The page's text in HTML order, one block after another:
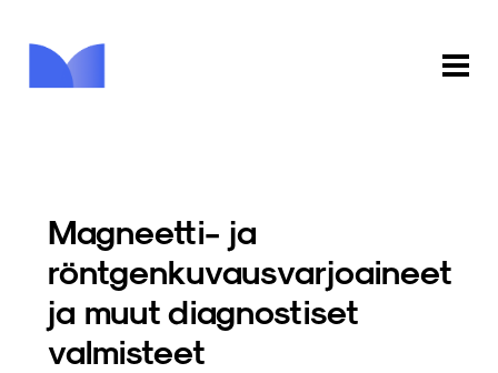
Magneetti- ja
röntgenkuvausvarjoaineet
ja muut diagnostiset
valmisteet